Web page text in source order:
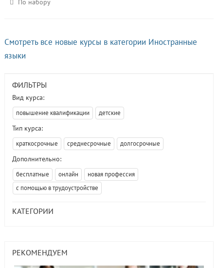
По набору
Смотреть все новые курсы в категории Иностранные
языки
ФИЛЬТРЫ
Вид курса:
повышение квалификации детские
Тип курса:
краткосрочные среднесрочные долгосрочные
Дополнительно:
бесплатные онлайн
новая профессия
с помощью в трудоустройстве
КАТЕГОРИИ
РЕКОМЕНДУЕМ